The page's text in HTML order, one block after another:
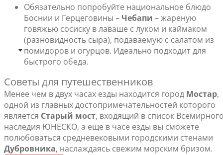
Обязательно попробуйте национальное блюдо
Боснии и Герцеговины – Чебапи – жареную
говяжью сосиску в лаваше с луком и каймаком
(разновидность сыра), подаваемую с салатом из
помидоров и огурцов. Идеально подходит для
быстрого обеда.
Советы для путешественников
Менее чем в двух часах езды находится город Мостар,
одной из главных достопримечательностей которого
является Старый мост, входящий в список
наследия ЮНЕСКО, а еще в часе езды вы сможете
полюбоваться средневековыми городскими стенами
Дубровника, наслаждаясь свежим морским бризом.